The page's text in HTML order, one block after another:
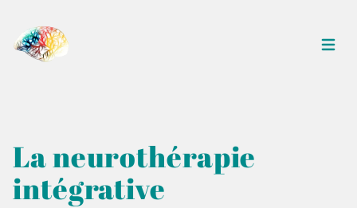
La neurothérapie
intégrative